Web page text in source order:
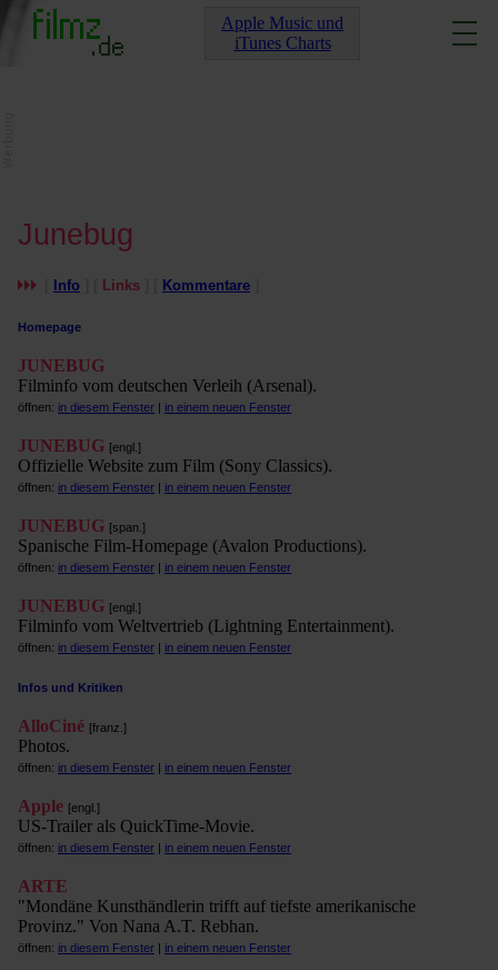
Apple Music und
iTunes Charts
Junebug
Info Links Kommentare
Homepage
JUNEBUG
Filminfo vom deutschen Verleih (Arsenal).
öffnen: in diesem Fenster | in einem neuen Fenster
JUNEBUG [engl.]
Offizielle Website zum Film (Sony Classics).
öffnen: in diesem Fenster | in einem neuen Fenster
JUNEBUG [span.]
Spanische Film-Homepage (Avalon Productions).
öffnen: in diesem Fenster | in einem neuen Fenster
JUNEBUG [engl.]
Filminfo vom Weltvertrieb (Lightning Entertainment).
öffnen: in diesem Fenster | in einem neuen Fenster
Infos und Kritiken
AlloCiné [franz.]
Photos.
öffnen: in diesem Fenster | in einem neuen Fenster
Apple [engl.]
US-Trailer als QuickTime-Movie.
öffnen: in diesem Fenster | in einem neuen Fenster
ARTE
"Mondäne Kunsthändlerin trifft auf tiefste amerikanische
Provinz." Von Nana A.T. Rebhan.
öffnen: in diesem Fenster | in einem neuen Fenster